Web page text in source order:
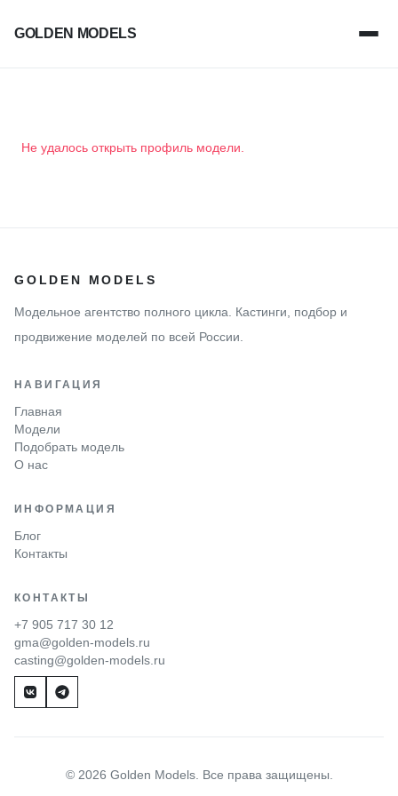
GOLDEN MODELS
Не удалось открыть профиль модели.
GOLDEN MODELS
Модельное агентство полного цикла. Кастинги, подбор и
продвижение моделей по всей России.
НАВИГАЦИЯ
Главная
Модели
Подобрать модель
О нас
ИНФОРМАЦИЯ
Блог
Контакты
КОНТАКТЫ
+7 905 717 30 12
gma@golden-models.ru
casting@golden-models.ru
© 2026 Golden Models. Все права защищены.